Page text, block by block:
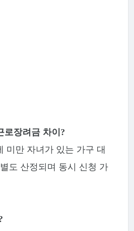
로장려금 차이?
미만 자녀가 있는 가구 대
도 산정되며 동시 신청 가